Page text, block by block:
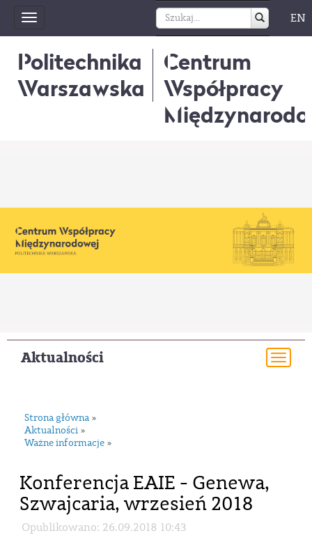
Toggle
navigation
EN
Politechnika
Warszawska
Centrum
Współpracy
Aktualności
Strona główna »
Aktualności »
Ważne informacje »
Konferencja EAIE - Genewa,
Szwajcaria, wrzesień 2018
Opublikowano: 26.09.2018 10:43